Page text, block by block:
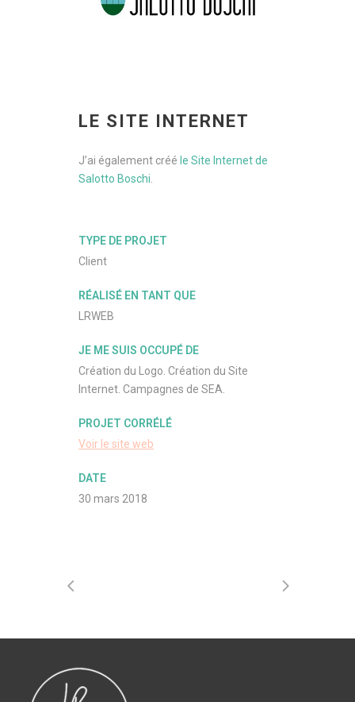
LE SITE INTERNET
J’ai également créé le Site Internet de
Salotto Boschi
TYPE DE PROJET
Client
RÉALISÉ EN TANT QUE
LRWEB
JE ME SUIS OCCUPÉ DE
Création du Logo. Création du Site
Internet. Campagnes de SEA.
PROJET CORRÉLÉ
Voir le site web
DATE
30 mars 2018